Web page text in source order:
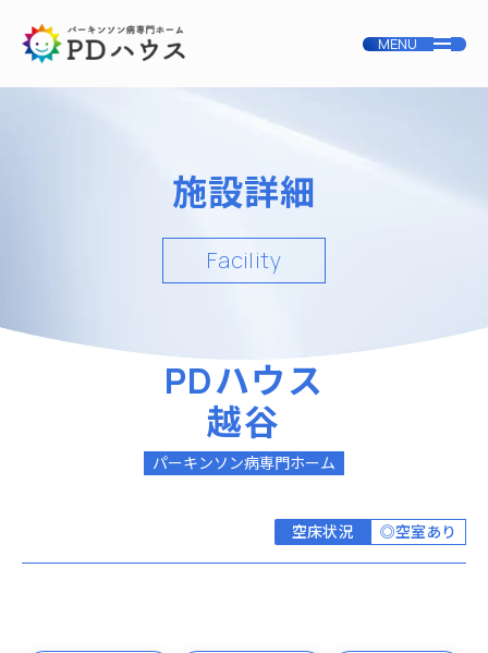
施設詳細
Facility
PDハウス
越谷
パーキンソン病専門ホーム
空床状況 ◎空室あり